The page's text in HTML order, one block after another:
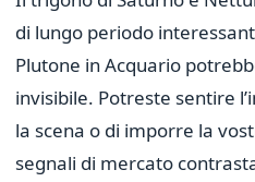
di lungo periodo
Plutone in Acquario
invisibile. Potreste sentire
la scena o di imporre la
segnali di mercato